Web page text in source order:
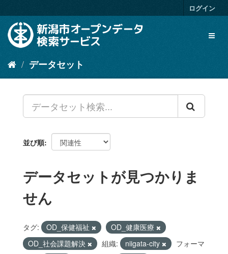
キ
容
ログイン
データセット
並び順
データセットが見つかりま
せん
タグ: OD_保健福祉
OD_健康医療
OD_社会課題解決
組織: niigata-city
フォーマ